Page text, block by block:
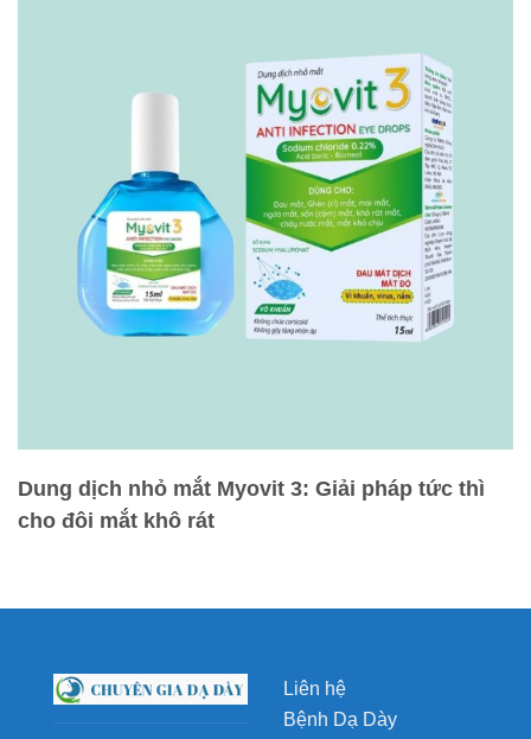
Dung dịch nhỏ mắt Myovit 3: Giải pháp tức thì
cho đôi mắt khô rát
Liên hệ
Bệnh Dạ Dày